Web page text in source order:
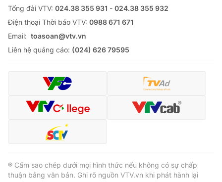
Tổng đài VTV: 024.38 355 931 - 024.38 355 932
Ðiện thoại Thời báo VTV: 0988 671 671
Email: toasoan@vtv.vn
Liên hệ quảng cáo: (024) 626 79595
® Cấm sao chép dưới mọi hình thức nếu không có sự chấp
thuận bằng văn bản. Ghi rõ nguồn VTV.vn khi phát hành lại